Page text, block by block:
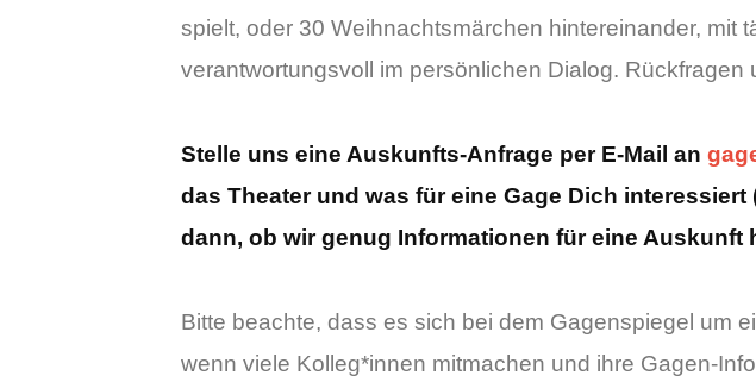
spielt, oder 30 Weihnachtsmärchen hintereinander, mit
verantwortungsvoll im persönlichen Dialog.
Stelle uns eine Auskunfts-Anfrage per E-Mail an
das Theater und was für eine Gage Dich
dann, ob wir genug Informationen für eine
Bitte beachte, dass es sich bei dem Gagenspiegel um
wenn viele Kolleg*innen mitmachen und ihre Gagen-